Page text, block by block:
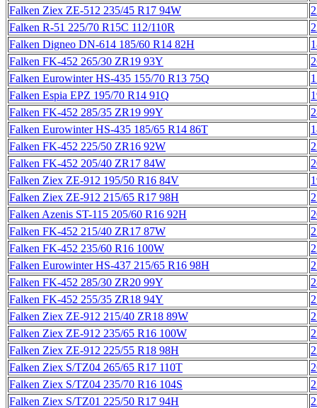
Falken Ziex ZE-512 235/45 R17 94W
Falken R-51 225/70 R15C 112/110R
Falken Digneo DN-614 185/60 R14 82H
Falken FK-452 265/30 ZR19 93Y
Falken Eurowinter HS-435 155/70 R13 75Q
Falken Espia EPZ 195/70 R14 91Q
Falken FK-452 285/35 ZR19 99Y
Falken Eurowinter HS-435 185/65 R14 86T
Falken FK-452 225/50 ZR16 92W
Falken FK-452 205/40 ZR17 84W
Falken Ziex ZE-912 195/50 R16 84V
Falken Ziex ZE-912 215/65 R17 98H
Falken Azenis ST-115 205/60 R16 92H
Falken FK-452 215/40 ZR17 87W
Falken FK-452 235/60 R16 100W
Falken Eurowinter HS-437 215/65 R16 98H
Falken FK-452 285/30 ZR20 99Y
Falken FK-452 255/35 ZR18 94Y
Falken Ziex ZE-912 215/40 ZR18 89W
Falken Ziex ZE-912 235/65 R16 100W
Falken Ziex ZE-912 225/55 R18 98H
Falken Ziex S/TZ04 265/65 R17 110T
Falken Ziex S/TZ04 235/70 R16 104S
Falken Ziex S/TZ01 225/50 R17 94H